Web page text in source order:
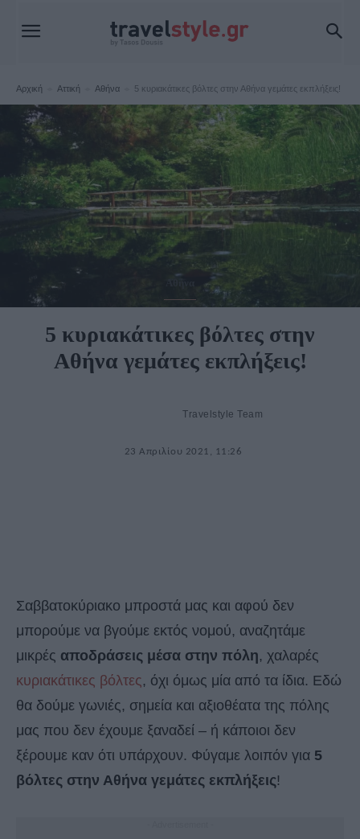
Αρχική Αττική Αθήνα 5 κυριακάτικες βόλτες στην Αθήνα γεμάτες εκπλήξεις!
5 κυριακάτικες βόλτες στην
Αθήνα γεμάτες εκπλήξεις!
Travelstyle Team
23 Απριλίου 2021, 11:26
Σαββατοκύριακο μπροστά μας και αφού δεν
μπορούμε να βγούμε εκτός νομού, αναζητάμε
μικρές αποδράσεις μέσα στην πόλη, χαλαρές
κυριακάτικες βόλτες, όχι όμως μία από τα ίδια. Εδώ
θα δούμε γωνιές, σημεία και αξιοθέατα της πόλης
μας που δεν έχουμε ξαναδεί – ή κάποιοι δεν
ξέρουμε καν ότι υπάρχουν. Φύγαμε λοιπόν για 5
βόλτες στην Αθήνα γεμάτες εκπλήξεις!